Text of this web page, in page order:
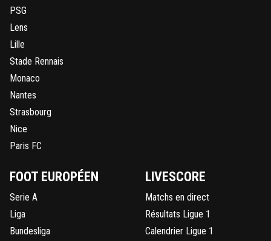
PSG
Lens
Lille
Stade Rennais
Monaco
Nantes
Strasbourg
Nice
Paris FC
FOOT EUROPÉEN
Serie A
Liga
Bundesliga
LIVESCORE
Matchs en direct
Résultats Ligue 1
Calendrier Ligue 1